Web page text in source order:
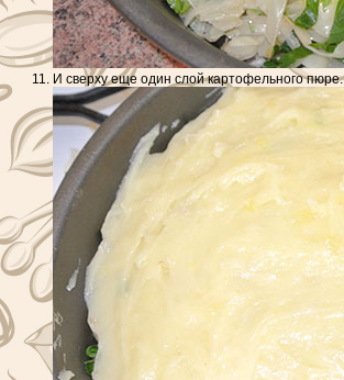
И сверху еще один слой картофельного пюре.